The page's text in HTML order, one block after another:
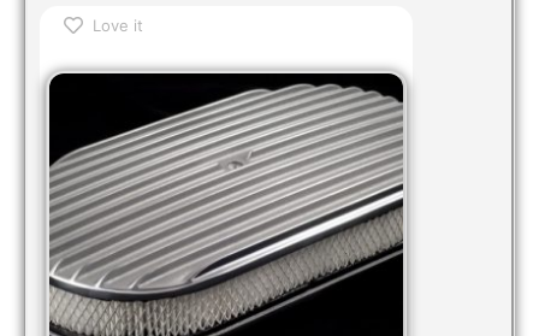
Love it